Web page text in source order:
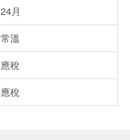
24月
常溫
應稅
應稅